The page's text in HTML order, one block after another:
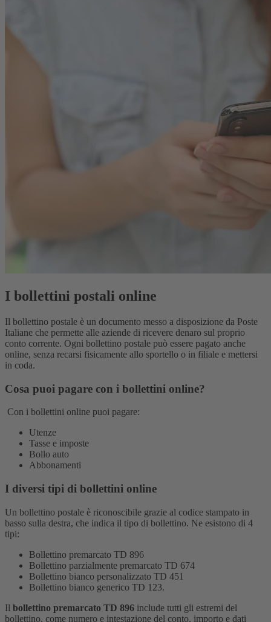
I bollettini postali online
Il bollettino postale è un documento messo a disposizione da Poste
Italiane che permette alle aziende di ricevere denaro sul proprio
conto corrente. Ogni bollettino postale può essere pagato anche
online, senza recarsi fisicamente allo sportello o in filiale e mettersi
in coda.
Cosa puoi pagare con i bollettini online?
Con i bollettini online puoi pagare:
Utenze
Tasse e imposte
Bollo auto
Abbonamenti
I diversi tipi di bollettini online
Un bollettino postale è riconoscibile grazie al codice stampato in
basso sulla destra, che indica il tipo di bollettino. Ne esistono di 4
tipi:
Bollettino premarcato TD 896
Bollettino parzialmente premarcato TD 674
Bollettino bianco personalizzato TD 451
Bollettino bianco generico TD 123.
Il bollettino premarcato TD 896 include tutti gli estremi del
bollettino, come numero e intestazione del conto, importo e dati